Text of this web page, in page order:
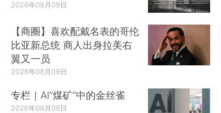
2026年08月09日
【商圈】喜欢配戴名表的哥伦
比亚新总统 商人出身拉美右
翼又一员
2026年08月09日
专栏｜AI“煤矿”中的金丝雀
2026年08月09日